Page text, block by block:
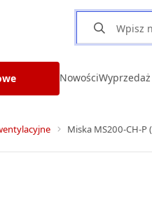
NowościWyprzedaż
Miska MS200-CH-